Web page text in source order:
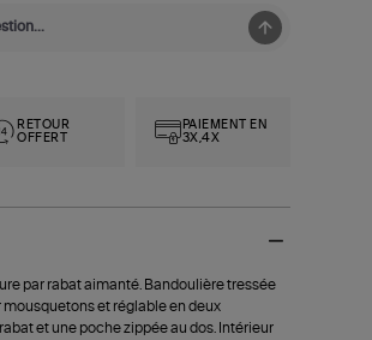
RETOUR
OFFERT
PAIEMENT EN
3X,4X
par rabat aimanté. Bandoulière tressée
et réglable en deux
et une poche zippée au dos. Intérieur